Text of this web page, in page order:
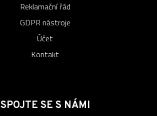
Reklamační řád
GDPR nástroje
Účet
Kontakt
SPOJTE SE S NÁMI